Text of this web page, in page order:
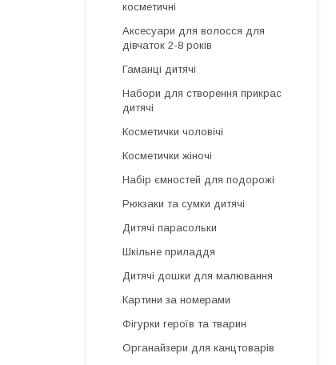
косметичні
Аксесуари для волосся для
дівчаток 2-8 років
Гаманці дитячі
Набори для створення прикрас
дитячі
Косметички чоловічі
Косметички жіночі
Набір ємностей для подорожі
Рюкзаки та сумки дитячі
Дитячі парасольки
Шкільне приладдя
Дитячі дошки для малювання
Картини за номерами
Фігурки героїв та тварин
Органайзери для канцтоварів